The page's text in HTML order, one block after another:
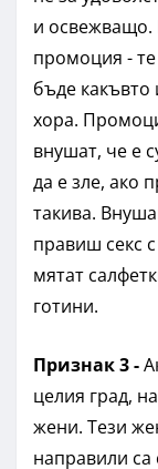
и освежващо.
промоция - те
бъде
хора.
внушат, че е
да е зле, ако
такива.
правиш секс
мятат
готини.
Признак 3 -
целия град,
жени. Тези
направили